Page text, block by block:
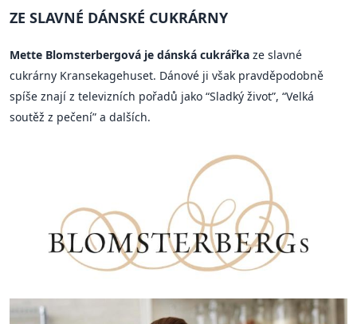
ZE SLAVNÉ DÁNSKÉ CUKRÁRNY
Mette Blomsterbergová je dánská cukrářka ze slavné
cukrárny Kransekagehuset. Dánové ji však pravděpodobně
spíše znají z televizních pořadů jako “Sladký život”, “Velká
soutěž z pečení” a dalších.